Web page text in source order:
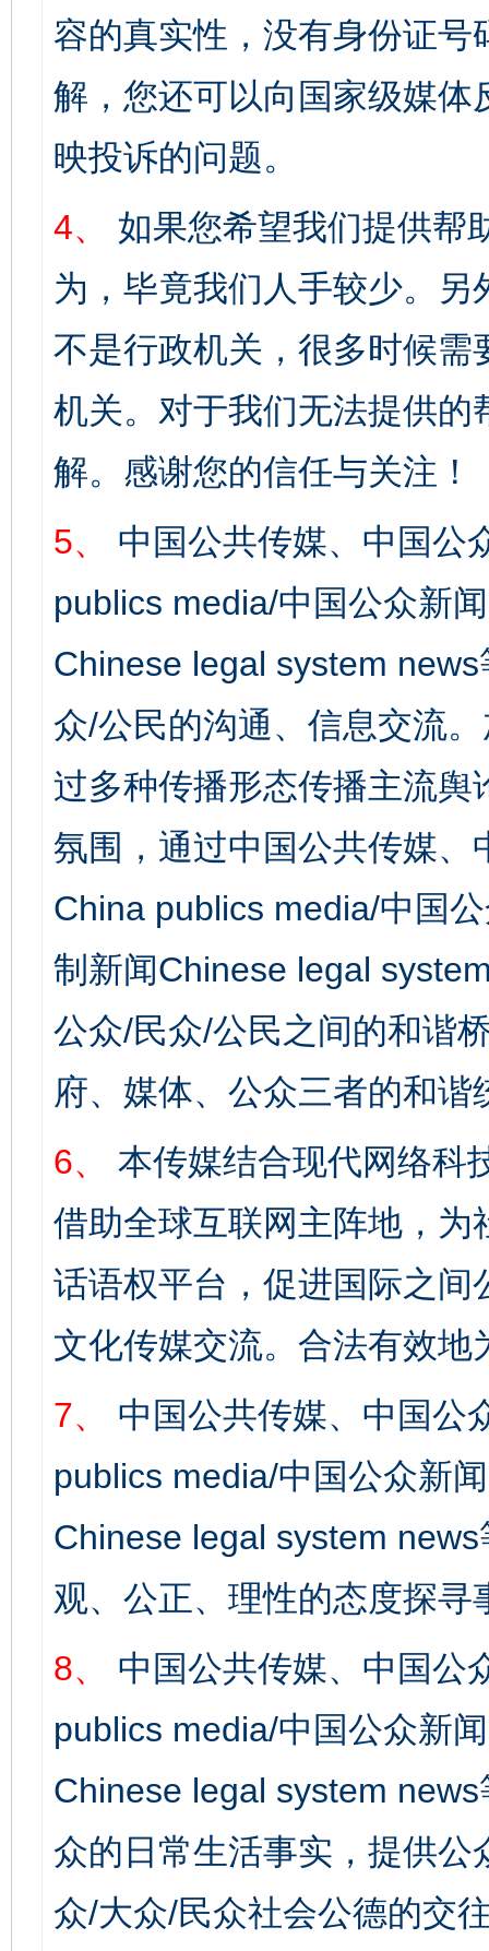
容的真实性，没有身份证
解，您还可以向国家级媒
映投诉的问题。
4、
如果您希望我们提供帮
为，毕竟我们人手较少。
不是行政机关，很多时候
机关。对于我们无法提供
解。感谢您的信任与关注！
5、
中国公共传媒、中国公
publics media/中国公众新
Chinese legal system
众/公民的沟通、信息交流
过多种传播形态传播主流
氛围，通过中国公共传媒
China publics media/中国
制新闻Chinese legal
公众/民众/公民之间的和谐
府、媒体、公众三者的和谐
6、
本传媒结合现代网络科
借助全球互联网主阵地，
话语权平台，促进国际之
文化传媒交流。合法有效地
7、
中国公共传媒、中国公
publics media/中国公众新
Chinese legal system
观、公正、理性的态度探寻
8、
中国公共传媒、中国公
publics media/中国公众新
Chinese legal system
众的日常生活事实，提供
众/大众/民众社会公德的交